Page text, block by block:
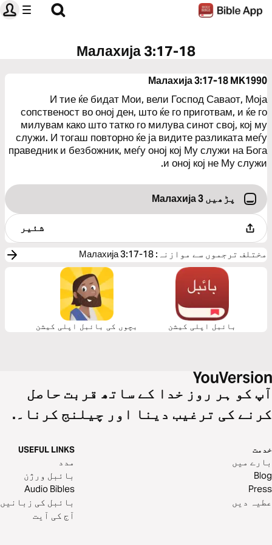
Малахија 3:17-18
Малахија 3:17-18MK1990
И тие ќе бидат Мои, вели Господ Саваот, Моја
сопственост во оној ден, што ќе го приготвам, и ќе го
милувам како што татко го милува синот свој, кој му
служи. И тогаш повторно ќе ја видите разликата меѓу
праведник и безбожник, меѓу оној кој Му служи на Бога
и оној кој не Му служи.
پڑھیں Малахија 3
شئیر
مختلف ترجموں سے موازنہ :
Малахија 3:17-18
بائبل اپلی کیشن بچوں کی بائبل اپلی کیشن
آپ کو ہر روز خدا کے ساتھ قربت حاصل
کرنے کی ترغیب دینا اور چیلنج کرنا۔.
خدمت
بارے میں
Blog
Press
عطیہ دیں
USEFUL LINKS
مدد
بائبل ورژن
Audio Bibles
بائبل کی زبانیں
آج کی آیت